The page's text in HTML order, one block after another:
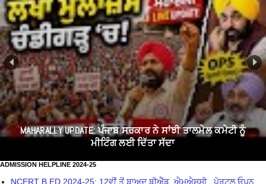
MAHARALLY UPDATE: ਪੰਜਾਬ ਸਰਕਾਰ ਨੇ ਸਾਂਝੀ ਤਾਲਮੇਲ ਕਮੇਟੀ ਨੂੰ
ਮੀਟਿੰਗ ਲਈ ਦਿੱਤਾ ਸੱਦਾ
ADMISSION HELPLINE 2024-25
NCERT B.ED 2024-25: 12ਵੀਂ ਤੋਂ ਬਾਅਦ ਬੀਐੱਡ, ਐਮਐਸਸੀ , ਪੋਰਟਲ ਓਪਨ